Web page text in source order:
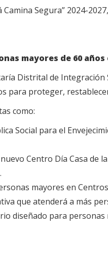
Segura” 2024-
mayores de 60
Distrital de
para proteger,
como:
Social para el
Centro Día Casa
mayores en
que atenderá a más
diseñado para